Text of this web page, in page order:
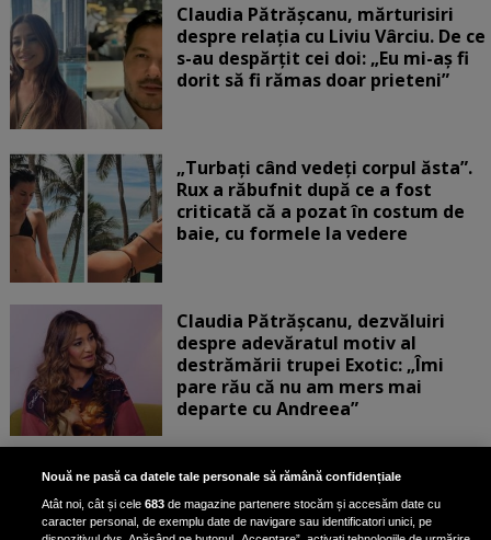
Claudia Pătrășcanu, mărturisiri
despre relația cu Liviu Vârciu. De ce
s-au despărțit cei doi: „Eu mi-aș fi
dorit să fi rămas doar prieteni”
„Turbați când vedeți corpul ăsta”.
Rux a răbufnit după ce a fost
criticată că a pozat în costum de
baie, cu formele la vedere
Claudia Pătrășcanu, dezvăluiri
despre adevăratul motiv al
destrămării trupei Exotic: „Îmi
pare rău că nu am mers mai
departe cu Andreea”
Scene incredibile! Ilinca Vandici a
pus mâna pe aparatul de
fotografiat al unui paparazzo și i l-
Nouă ne pasă ca datele tale personale să rămână confidențiale
Atât noi, cât și cele683 de magazine partenere stocăm și accesăm date cu
caracter personal, de exemplu date de navigare sau identificatori unici, pe